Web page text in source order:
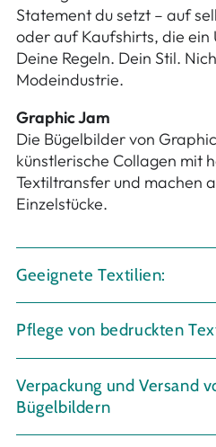
Statement du setzt – auf
oder auf Kaufshirts, die ein
Deine Regeln. Dein Stil.
Modeindustrie.
Graphic Jam
Die Bügelbilder von
künstlerische Collagen mit
Textiltransfer und machen
Einzelstücke.
Geeignete Textilien:
Pflege von bedruckten
Verpackung und Versand
Bügelbildern